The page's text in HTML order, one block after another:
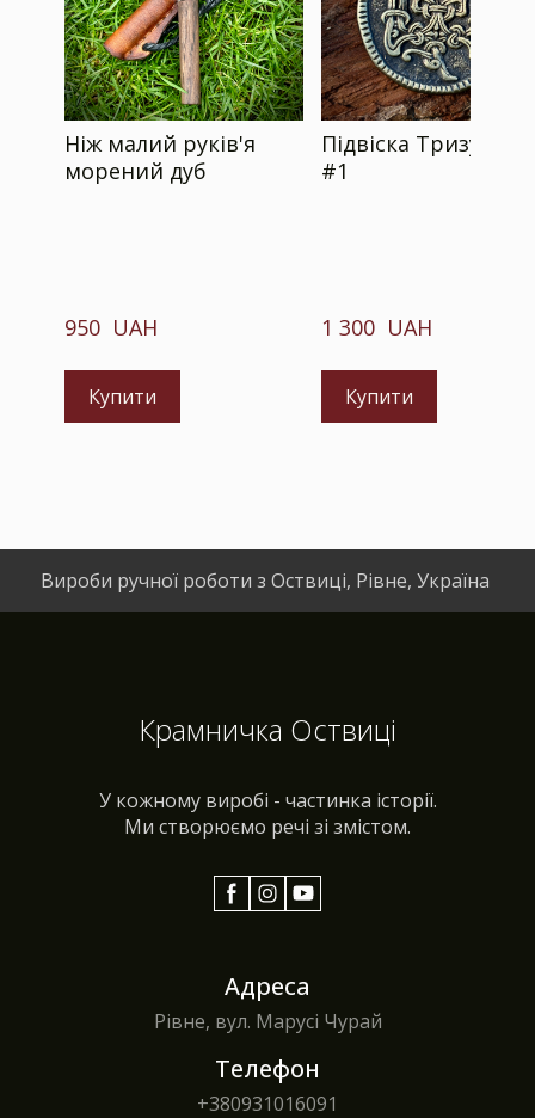
Ніж малий руків'я
морений дуб
950  UAH
Купити
Підвіска Тризуб-
#1
1 300  UAH
Купити
Вироби ручної роботи з Оствиці, Рівне, Україна
Крамничка Оствиці
У кожному виробі - частинка історії.
Ми створюємо речі зі змістом.
Адреса
Рівне, вул. Марусі Чурай
Телефон
+380931016091